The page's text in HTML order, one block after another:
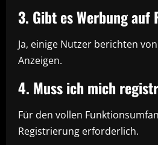
3. Gibt es Werbung auf
Ja, einige Nutzer berichten
Anzeigen.
4. Muss ich mich
Für den vollen
Registrierung erforderlich.